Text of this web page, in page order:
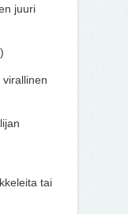
juuri
tai